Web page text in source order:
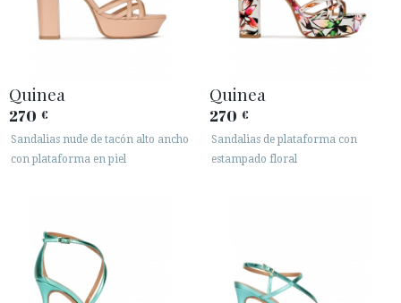
Quinea
270 €
Sandalias nude de tacón alto ancho
con plataforma en piel
Quinea
270 €
Sandalias de plataforma con
estampado floral